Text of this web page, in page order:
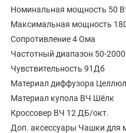
Номинальная мощность 50
Максимальная мощность
Сопротивление 4 Ома
Частотный диапазон 50-
Чувствительность 91Дб
Материал диффузора
Материал купола ВЧ Шёлк
Кроссовер ВЧ 12 ДБ/окт.
Доп. аксессуары Чашки для